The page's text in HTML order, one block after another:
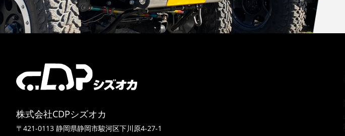
株式会社CDPシズオカ
〒421-0113 静岡県静岡市駿河区下川原4-27-1